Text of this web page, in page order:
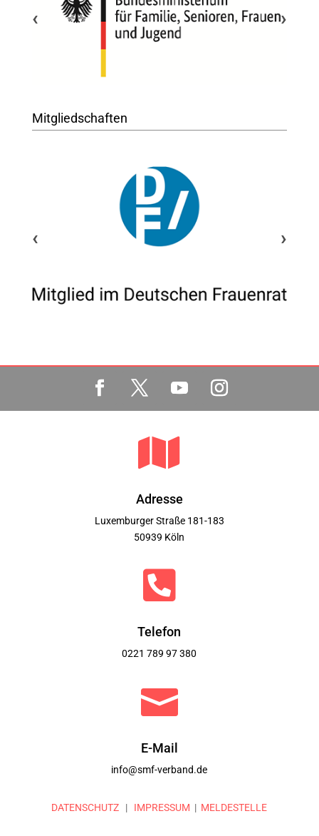
‹ ›
Mitgliedschaften
‹ ›

Adresse
Luxemburger Straße 181-183
50939 Köln

Telefon
0221 789 97 380

E-Mail
info@smf-verband.de
DATENSCHUTZ | IMPRESSUM | MELDESTELLE